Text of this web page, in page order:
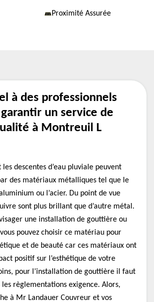
Proximité Assurée
à des professionnels
un service de
à Montreuil L
les descentes d’eau pluviale peuvent
des matériaux métalliques tel que le
ou l’acier. Du point de vue
sont plus brillant que d’autre métal.
une installation de gouttière ou
pouvez choisir ce matériau pour
et de beauté car ces matériaux ont
positif sur l’esthétique de votre
pour l’installation de gouttière il faut
règlementations exigence. Alors,
à Mr Landauer Couvreur et vos